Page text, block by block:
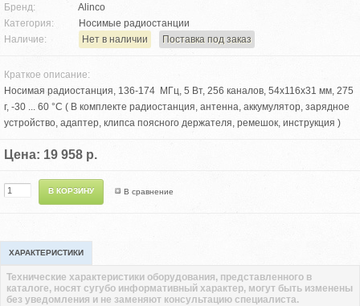
Бренд:
Alinco
Категория:
Носимые радиостанции
Наличие:
Нет в наличии Поставка под заказ
Краткое описание:
Носимая радиостанция, 136-174 МГц, 5 Вт, 256 каналов, 54x116x31 мм, 275
г, -30 ... 60 °С ( В комплекте радиостанция, антенна, аккумулятор, зарядное
устройство, адаптер, клипса поясного держателя, ремешок, инструкция )
Цена: 19 958 р.
В сравнение
ХАРАКТЕРИСТИКИ
Технические характеристики оборудования, представленного в
каталоге, носят сугубо информативный характер, могут быть изменены
без уведомления и не заменяют консультацию специалиста.